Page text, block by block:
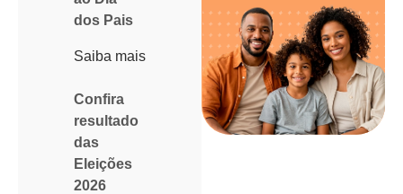
dos Pais
Saiba mais
Confira
resultado
das
Eleições
2026